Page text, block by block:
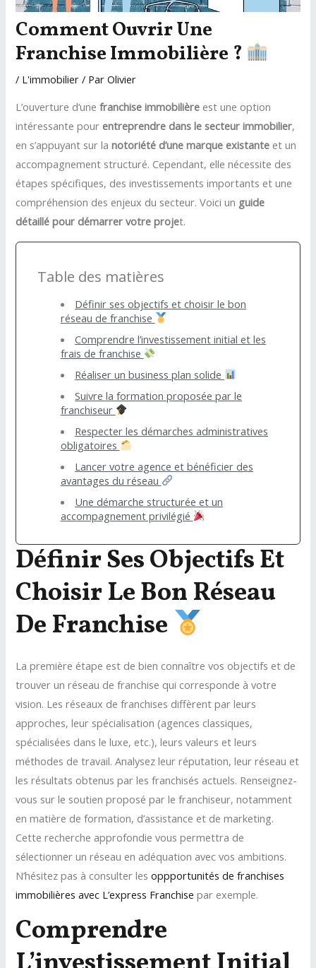
Comment Ouvrir Une
Franchise Immobilière ?
/ L'immobilier / ParOlivier
L’ouverture d’unefranchise immobilière est une option
intéressante pourentreprendre dans le secteur immobilier,
en s’appuyant sur lanotoriété d’une marque existante et un
accompagnement structuré. Cependant, elle nécessite des
étapes spécifiques, des investissements importants et une
compréhension des enjeux du secteur. Voici un guide
détaillé pour démarrer votre projet.
Table des matières
Définir ses objectifs et choisir le bon
réseau de franchise
Comprendre l’investissement initial et les
frais de franchise
Réaliser un business plan solide
Suivre la formation proposée par le
franchiseur
Respecter les démarches administratives
obligatoires
Lancer votre agence et bénéficier des
avantages du réseau
Une démarche structurée et un
accompagnement privilégié
Définir Ses Objectifs Et
Choisir Le Bon Réseau
De Franchise
La première étape est de bien connaître vos objectifs et de
trouver un réseau de franchise qui corresponde à votre
vision. Les réseaux de franchises diffèrent par leurs
approches, leur spécialisation (agences classiques,
spécialisées dans le luxe, etc.), leurs valeurs et leurs
méthodes de travail. Analysez leur réputation, leur réseau et
les résultats obtenus par les franchisés actuels. Renseignez-
vous sur le soutien proposé par le franchiseur, notamment
en matière de formation, d’assistance et de marketing.
Cette recherche approfondie vous permettra de
sélectionner un réseau en adéquation avec vos ambitions.
N’hésitez pas à consulter lesoppportunités de franchises
immobilières avec L’express Franchise par exemple.
Comprendre